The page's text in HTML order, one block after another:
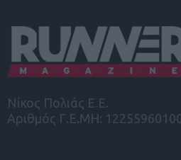
Νίκος Πολιάς Ε.Ε.
Αριθμός Γ.Ε.ΜΗ: